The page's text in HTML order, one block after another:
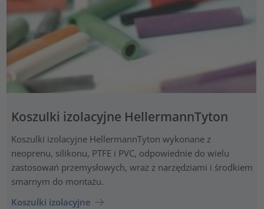
Koszulki izolacyjne HellermannTyton
Koszulki izolacyjne HellermannTyton wykonane z
neoprenu, silikonu, PTFE i PVC, odpowiednie do wielu
zastosowań przemysłowych, wraz z narzędziami i środkiem
smarnym do montażu.
Koszulki izolacyjne